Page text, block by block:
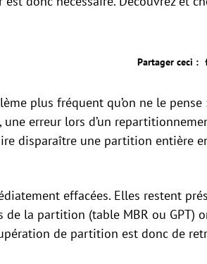
Partager ceci :
plus fréquent qu’on ne le pense
erreur lors d’un
disparaître une partition entière
effacées. Elles restent
la partition (table MBR ou GPT)
de partition est donc de